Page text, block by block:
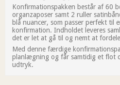
Konfirmationspakken består af 60
organzaposer samt 2 ruller
blå nuancer, som passer perfekt til
konfirmation. Indholdet leveres
det er let at gå til og nemt at
Med denne færdige
planlægning og får samtidig et flot
udtryk.